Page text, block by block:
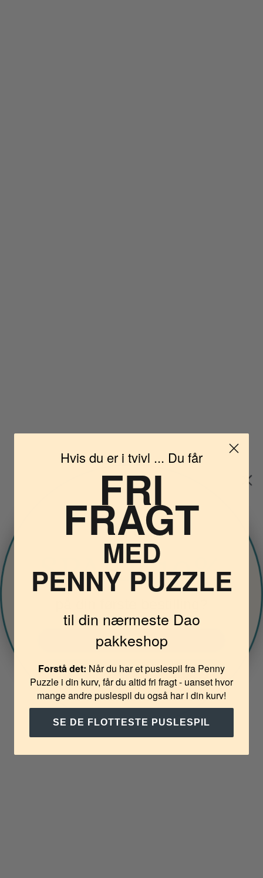
Vil du
JA TAK
NEJ TAK
Hvis du er i tvivl ... Du får
FRI
FRAGT
MED
PENNY PUZZLE
til din nærmeste Dao
pakkeshop
Forstå det: Når du har et puslespil fra Penny
Puzzle i din kurv, får du altid fri fragt - uanset hvor
mange andre puslespil du også har i din kurv!
SE DE FLOTTESTE PUSLESPIL